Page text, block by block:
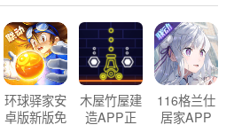
环球驿家安
卓版新版免
木屋竹屋建
造APP正
116格兰仕
居家APP